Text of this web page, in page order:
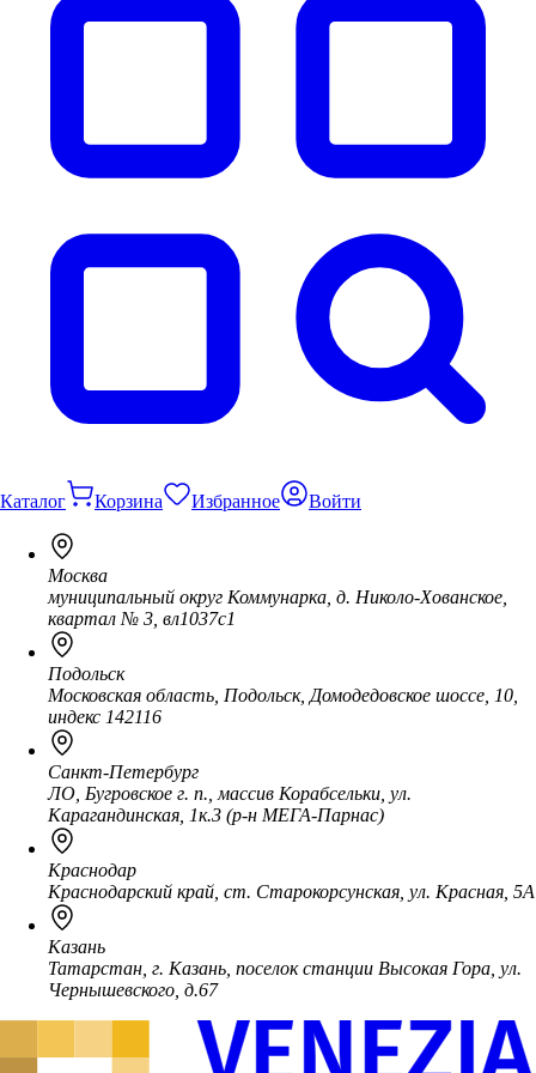
Каталог Корзина Избранное Войти
Москва
муниципальный округ Коммунарка, д. Николо-Хованское,
квартал № 3, вл1037с1
Подольск
Московская область, Подольск, Домодедовское шоссе, 10,
индекс 142116
Санкт-Петербург
ЛО, Бугровское г. п., массив Корабсельки, ул.
Карагандинская, 1к.3 (р-н МЕГА-Парнас)
Краснодар
Краснодарский край, ст. Старокорсунская, ул. Красная, 5А
Казань
Татарстан, г. Казань, поселок станции Высокая Гора, ул.
Чернышевского, д.67